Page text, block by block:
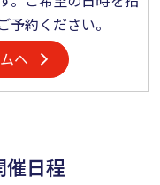
約ください。
へ
催日程